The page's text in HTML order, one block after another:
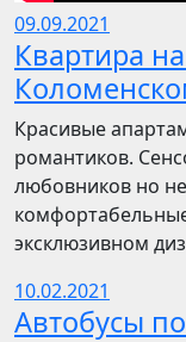
09.09.2021
Квартира
Красивые
романтиков.
любовников но
эксклюзивном
10.02.2021
Автобусы